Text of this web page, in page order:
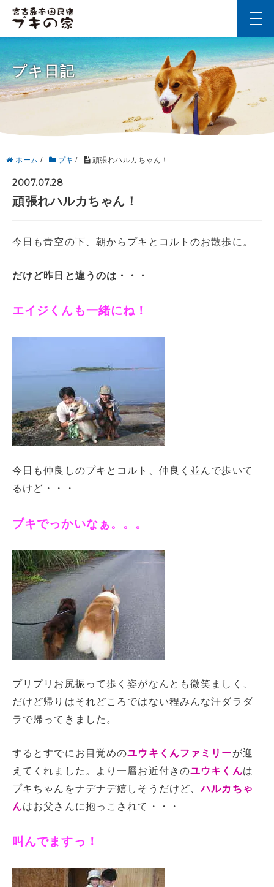
プキ日記
ホーム / プキ / 頑張れハルカちゃん！
2007.07.28
頑張れハルカちゃん！
今日も青空の下、朝からプキとコルトのお散歩に。
だけど昨日と違うのは・・・
エイジくんも一緒にね！
今日も仲良しのプキとコルト、仲良く並んで歩いて
るけど・・・
プキでっかいなぁ。。。
プリプリお尻振って歩く姿がなんとも微笑ましく、
だけど帰りはそれどころではない程みんな汗ダラダ
ラで帰ってきました。
するとすでにお目覚めのユウキくんファミリーが迎
えてくれました。より一層お近付きのユウキくんは
プキちゃんをナデナデ嬉しそうだけど、ハルカちゃ
んはお父さんに抱っこされて・・・
叫んでますっ！
t
o
g
g
l
v
a